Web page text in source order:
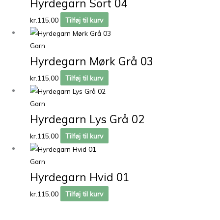
Hyrdegarn Sort 04
kr. 115,00 Tilføj til kurv
Garn
Hyrdegarn Mørk Grå 03
kr. 115,00 Tilføj til kurv
Garn
Hyrdegarn Lys Grå 02
kr. 115,00 Tilføj til kurv
Garn
Hyrdegarn Hvid 01
kr. 115,00 Tilføj til kurv